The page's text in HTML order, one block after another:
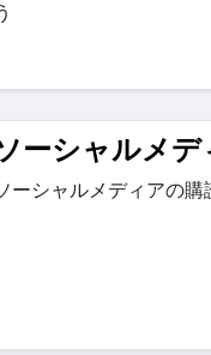
ーシャルメデ
ーシャルメディアの購